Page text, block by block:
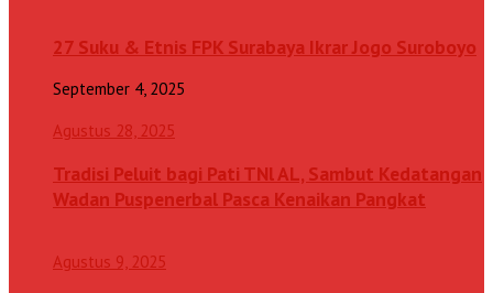
27 Suku & Etnis FPK Surabaya Ikrar Jogo Suroboyo
September 4, 2025
Agustus 28, 2025
Tradisi Peluit bagi Pati TNl AL, Sambut Kedatangan
Wadan Puspenerbal Pasca Kenaikan Pangkat
Agustus 9, 2025